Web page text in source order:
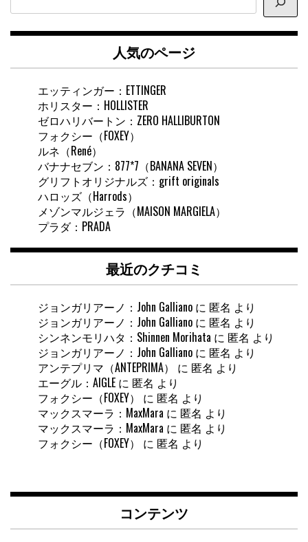
内
索
人気のページ
エッティンガー：ETTINGER
ホリスター：HOLLISTER
ゼロハリバートン：ZERO HALLIBURTON
フォクシー（FOXEY）
ルネ（René）
バナナセブン：877*7（BANANA SEVEN）
グリフトオリジナルズ：grift originals
ハロッズ（Harrods）
メゾンマルジェラ（MAISON MARGIELA）
プラダ：PRADA
最近のクチコミ
ジョンガリアーノ：John Galliano に 匿名 より
ジョンガリアーノ：John Galliano に 匿名 より
シンネンモリハタ：Shinnen Morihata に 匿名 より
ジョンガリアーノ：John Galliano に 匿名 より
アンテプリマ（ANTEPRIMA）
に 匿名 より
エーグル：AIGLE に 匿名 より
フォクシー（FOXEY）
に 匿名 より
マックスマーラ：MaxMara に 匿名 より
マックスマーラ：MaxMara に 匿名 より
フォクシー（FOXEY）
に 匿名 より
コンテンツ